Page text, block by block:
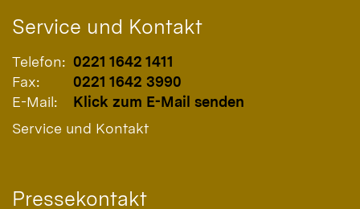
Service und Kontakt
Telefon: 0221 1642 1411
Fax:
0221 1642 3990
E-Mail:
Klick zum E-Mail senden
Service und Kontakt
Pressekontakt